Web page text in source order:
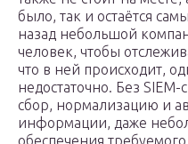
было, так и остаётся
назад небольшой
человек, чтобы
что в ней происходит,
недостаточно. Без
сбор, нормализацию и
информации, даже
обеспечения